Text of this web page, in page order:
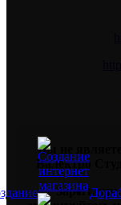
Вы не
Валектро